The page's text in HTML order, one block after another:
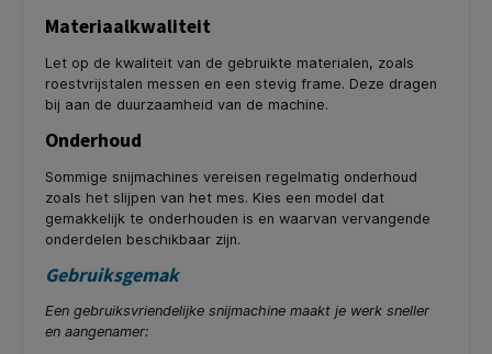
Materiaalkwaliteit
Let op de kwaliteit van de gebruikte materialen, zoals
roestvrijstalen messen en een stevig frame. Deze dragen
bij aan de duurzaamheid van de machine.
Onderhoud
Sommige snijmachines vereisen regelmatig onderhoud
zoals het slijpen van het mes. Kies een model dat
gemakkelijk te onderhouden is en waarvan vervangende
onderdelen beschikbaar zijn.
Gebruiksgemak
Een gebruiksvriendelijke snijmachine maakt je werk sneller
en aangenamer: